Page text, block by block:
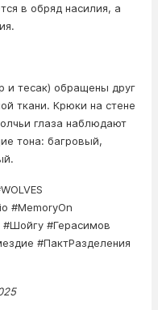
в обряд насилия, а
и тесак) обращены друг
ткани. Крюки на стене
глаза наблюдают
тона: багровый,
#MemoryOn
#Шойгу #Герасимов
#ПактРазделения